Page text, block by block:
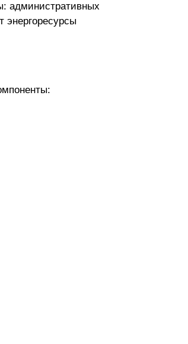
административных
энергоресурсы